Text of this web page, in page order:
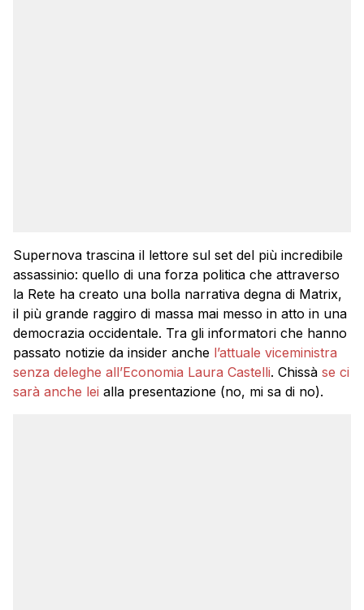
Supernova trascina il lettore sul set del più incredibile
assassinio: quello di una forza politica che attraverso
la Rete ha creato una bolla narrativa degna di Matrix,
il più grande raggiro di massa mai messo in atto in una
democrazia occidentale. Tra gli informatori che hanno
passato notizie da insider anche l’attuale viceministra
senza deleghe all’Economia Laura Castelli. Chissà se ci
sarà anche lei alla presentazione (no, mi sa di no).